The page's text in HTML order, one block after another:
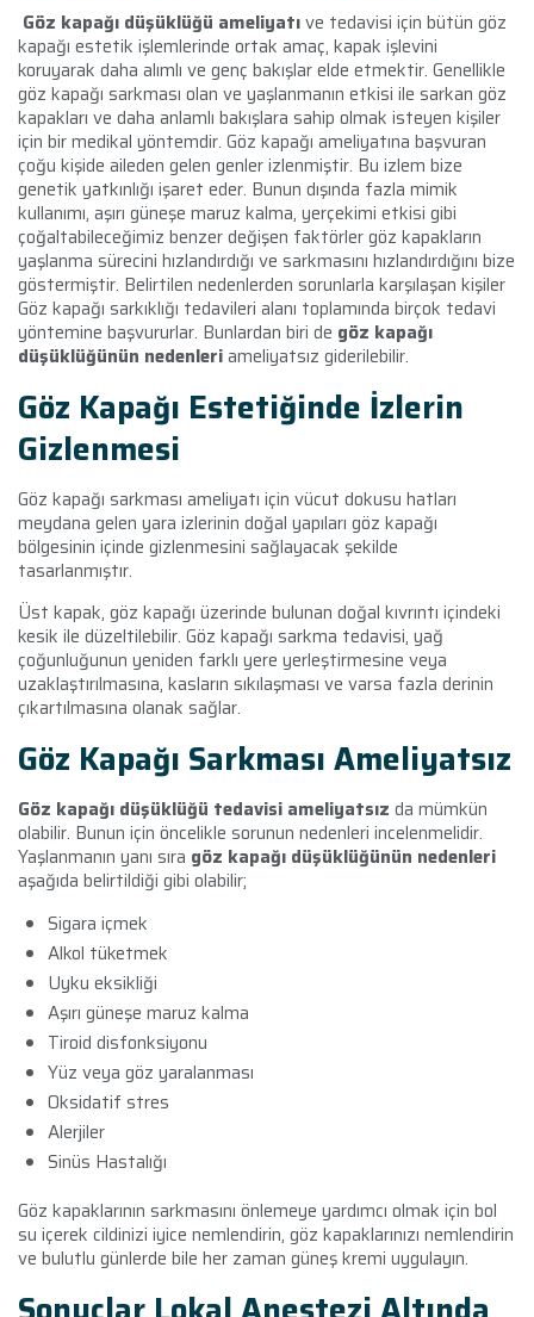
Göz kapağı düşüklüğü ameliyatıve tedavisi için bütün göz
kapağı estetik işlemlerinde ortak amaç, kapak işlevini
koruyarak daha alımlı ve genç bakışlar elde etmektir. Genellikle
göz kapağı sarkması olan ve yaşlanmanın etkisi ile sarkan göz
kapakları ve daha anlamlı bakışlara sahip olmak isteyen kişiler
için bir medikal yöntemdir. Göz kapağı ameliyatına başvuran
çoğu kişide aileden gelen genler izlenmiştir. Bu izlem bize
genetik yatkınlığı işaret eder. Bunun dışında fazla mimik
kullanımı, aşırı güneşe maruz kalma, yerçekimi etkisi gibi
çoğaltabileceğimiz benzer değişen faktörler göz kapakların
yaşlanma sürecini hızlandırdığı ve sarkmasını hızlandırdığını bize
göstermiştir. Belirtilen nedenlerden sorunlarla karşılaşan kişiler
Göz kapağı sarkıklığı tedavileri alanı toplamında birçok tedavi
yöntemine başvururlar. Bunlardan biri de göz kapağı
düşüklüğünün nedenleriameliyatsız giderilebilir.
Göz Kapağı Estetiğinde İzlerin
Gizlenmesi
Göz kapağı sarkması ameliyatı için vücut dokusu hatları
meydana gelen yara izlerinin doğal yapıları göz kapağı
bölgesinin içinde gizlenmesini sağlayacak şekilde
tasarlanmıştır.
Üst kapak, göz kapağı üzerinde bulunan doğal kıvrıntı içindeki
kesik ile düzeltilebilir. Göz kapağı sarkma tedavisi, yağ
çoğunluğunun yeniden farklı yere yerleştirmesine veya
uzaklaştırılmasına, kasların sıkılaşması ve varsa fazla derinin
çıkartılmasına olanak sağlar.
Göz Kapağı Sarkması Ameliyatsız
Göz kapağı düşüklüğü tedavisi ameliyatsız da mümkün
olabilir. Bunun için öncelikle sorunun nedenleri incelenmelidir.
Yaşlanmanın yanı sıra göz kapağı düşüklüğünün nedenleri
aşağıda belirtildiği gibi olabilir;
Sigara içmek
Alkol tüketmek
Uyku eksikliği
Aşırı güneşe maruz kalma
Tiroid disfonksiyonu
Yüz veya göz yaralanması
Oksidatif stres
Alerjiler
Sinüs Hastalığı
Göz kapaklarının sarkmasını önlemeye yardımcı olmak için bol
su içerek cildinizi iyice nemlendirin, göz kapaklarınızı nemlendirin
ve bulutlu günlerde bile her zaman güneş kremi uygulayın.